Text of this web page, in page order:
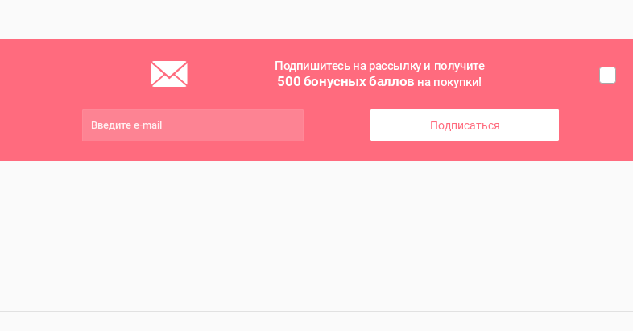
Подпишитесь на рассылку и получите
500 бонусных баллов на покупки!
Подписаться